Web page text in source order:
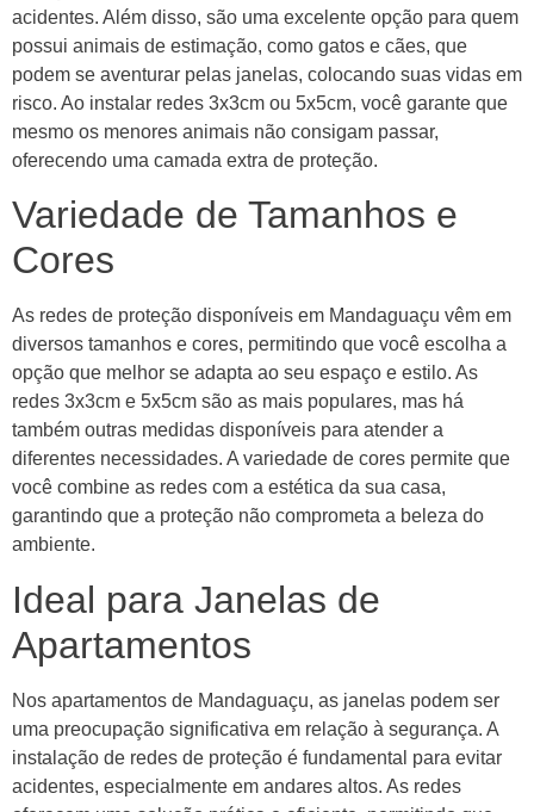
acidentes. Além disso, são uma excelente opção para quem
possui animais de estimação, como gatos e cães, que
podem se aventurar pelas janelas, colocando suas vidas em
risco. Ao instalar redes 3x3cm ou 5x5cm, você garante que
mesmo os menores animais não consigam passar,
oferecendo uma camada extra de proteção.
Variedade de Tamanhos e
Cores
As redes de proteção disponíveis em Mandaguaçu vêm em
diversos tamanhos e cores, permitindo que você escolha a
opção que melhor se adapta ao seu espaço e estilo. As
redes 3x3cm e 5x5cm são as mais populares, mas há
também outras medidas disponíveis para atender a
diferentes necessidades. A variedade de cores permite que
você combine as redes com a estética da sua casa,
garantindo que a proteção não comprometa a beleza do
ambiente.
Ideal para Janelas de
Apartamentos
Nos apartamentos de Mandaguaçu, as janelas podem ser
uma preocupação significativa em relação à segurança. A
instalação de redes de proteção é fundamental para evitar
acidentes, especialmente em andares altos. As redes